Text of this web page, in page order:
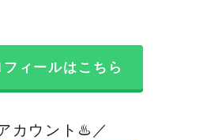
ィールはこちら
カウント♨️／